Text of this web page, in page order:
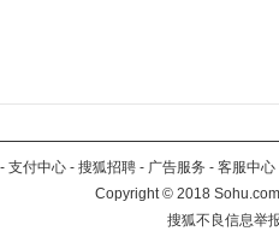
- 支付中心 - 搜狐招聘 - 广告服务 - 客服中心
Copyright©2018
搜狐不良信息举